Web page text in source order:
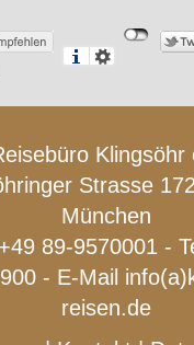
Klingsöhr
Strasse
München
89-9570001 -
- E-Mail
reisen.de